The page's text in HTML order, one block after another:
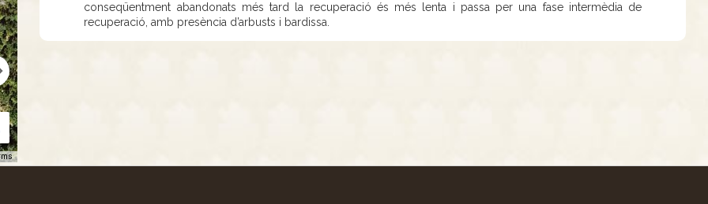
conseqüentment abandonats més tard la recuperació és més lenta i passa per una fase intermèdia de
recuperació, amb presència d’arbusts i bardissa.